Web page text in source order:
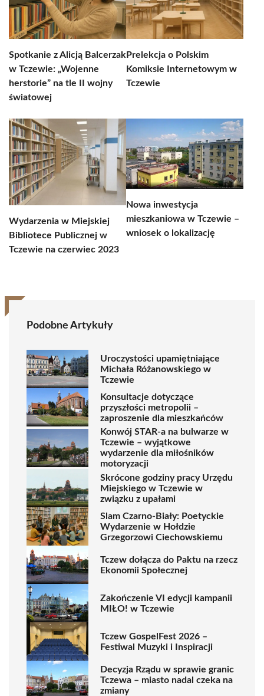
Spotkanie z Alicją Balcerzak
w Tczewie: „Wojenne
herstorie” na tle II wojny
światowej
Prelekcja o Polskim
Komiksie Internetowym w
Tczewie
Wydarzenia w Miejskiej
Bibliotece Publicznej w
Tczewie na czerwiec 2023
Nowa inwestycja
mieszkaniowa w Tczewie –
wniosek o lokalizację
Podobne Artykuły
Uroczystości upamiętniające
Michała Różanowskiego w
Tczewie
Konsultacje dotyczące
przyszłości metropolii –
zaproszenie dla mieszkańców
Konwój STAR-a na bulwarze w
Tczewie – wyjątkowe
wydarzenie dla miłośników
motoryzacji
Skrócone godziny pracy Urzędu
Miejskiego w Tczewie w
związku z upałami
Slam Czarno-Biały: Poetyckie
Wydarzenie w Hołdzie
Grzegorzowi Ciechowskiemu
Tczew dołącza do Paktu na rzecz
Ekonomii Społecznej
Zakończenie VI edycji kampanii
MIŁO! w Tczewie
Tczew GospelFest 2026 –
Festiwal Muzyki i Inspiracji
Decyzja Rządu w sprawie granic
Tczewa – miasto nadal czeka na
zmiany